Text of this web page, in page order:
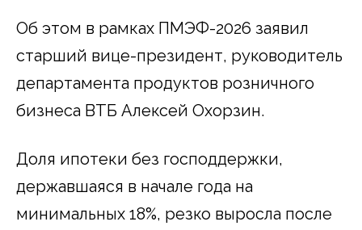
Об этом в рамках ПМЭФ-2026 заявил
старший вице-президент, руководитель
департамента продуктов розничного
бизнеса ВТБ Алексей Охорзин.
Доля ипотеки без господдержки,
державшаяся в начале года на
минимальных 18%, резко выросла после